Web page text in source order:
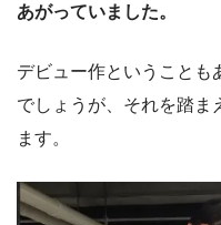
あがっていました。
デビュー作ということも
でしょうが、それを踏ま
ます。